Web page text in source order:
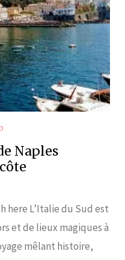
Naples
L’Italie du Sud est
et de lieux magiques à
mêlant histoire,